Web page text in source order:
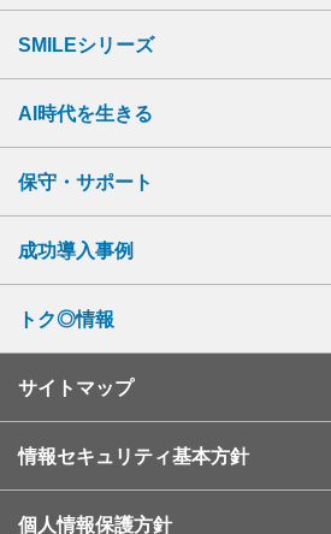
SMILEシリーズ
AI時代を生きる
保守・サポート
成功導入事例
トク◎情報
サイトマップ
情報セキュリティ基本方針
個人情報保護方針